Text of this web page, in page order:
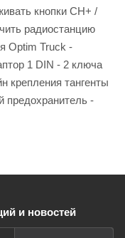
кнопки CH+ /
радиостанцию
Optim Truck -
1 DIN - 2 ключа
крепления тангенты
предохранитель -
и новостей